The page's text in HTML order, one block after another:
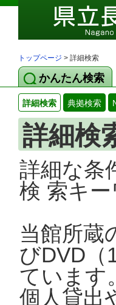
トップページ > 詳細検索
かんたん検索
詳細検索 典拠検索
詳細検
詳細な条
検 索キ
当館所蔵
びDVD（
ています。
個人貸出